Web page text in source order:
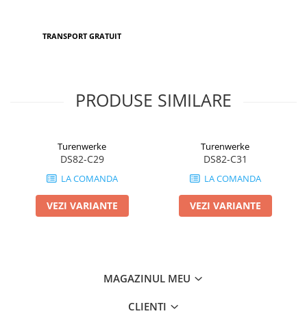
TRANSPORT GRATUIT
PRODUSE SIMILARE
Turenwerke
DS82-C29
LA COMANDA
VEZI VARIANTE
Turenwerke
DS82-C31
LA COMANDA
VEZI VARIANTE
MAGAZINUL MEU
CLIENTI